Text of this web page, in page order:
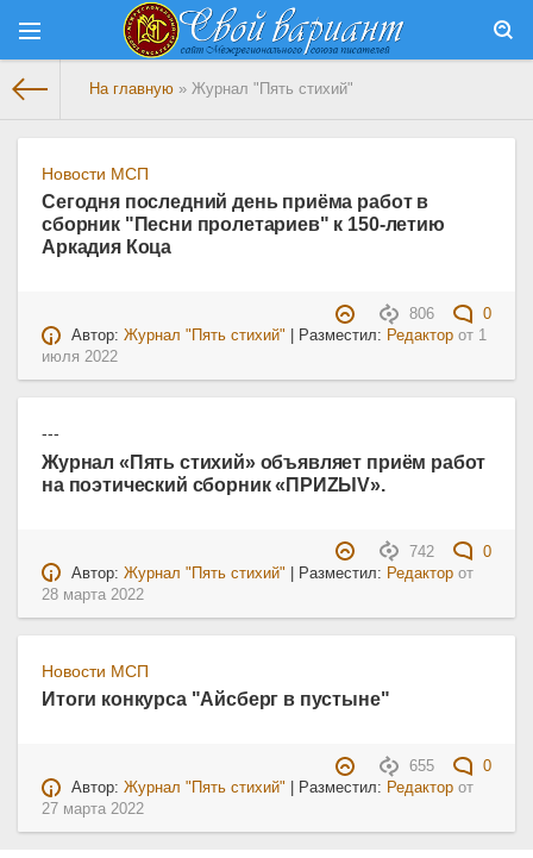
На главную » Журнал "Пять стихий"
Новости МСП
Сегодня последний день приёма работ в
сборник "Песни пролетариев" к 150-летию
Аркадия Коца
806
0
Автор:Журнал "Пять стихий" | Разместил: Редактор от 1
июля 2022
---
Журнал «Пять стихий» объявляет приём работ
на поэтический сборник «ПРИZЫV».
742
0
Автор:Журнал "Пять стихий" | Разместил: Редактор от
28 марта 2022
Новости МСП
Итоги конкурса "Айсберг в пустыне"
655
0
Автор:Журнал "Пять стихий" | Разместил: Редактор от
27 марта 2022